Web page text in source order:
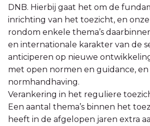
DNB. Hierbij gaat het om de
inrichting van het toezicht, en
rondom enkele thema’s
en internationale karakter van de
anticiperen op nieuwe
met open normen en guidance,
normhandhaving.
Verankering in het reguliere
Een aantal thema’s binnen het
heeft in de afgelopen jaren extra